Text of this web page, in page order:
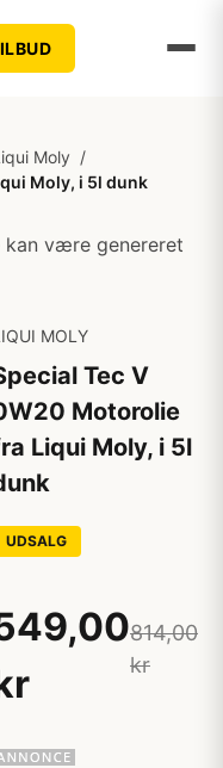
Moly /
Moly, i 5l dunk
kan være genereret
MOLY
Tec V
Motorolie
Liqui Moly, i 5l
UDSALG
814,00
kr